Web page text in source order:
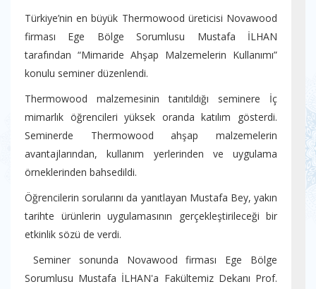
Türkiye’nin en büyük Thermowood üreticisi Novawood
firması Ege Bölge Sorumlusu Mustafa İLHAN
tarafından “Mimaride Ahşap Malzemelerin Kullanımı”
konulu seminer düzenlendi.
Thermowood malzemesinin tanıtıldığı seminere İç
mimarlık öğrencileri yüksek oranda katılım gösterdi.
Seminerde Thermowood ahşap malzemelerin
avantajlarından, kullanım yerlerinden ve uygulama
örneklerinden bahsedildi.
Öğrencilerin sorularını da yanıtlayan Mustafa Bey, yakın
tarihte ürünlerin uygulamasının gerçekleştirileceği bir
etkinlik sözü de verdi.
Seminer sonunda Novawood firması Ege Bölge
Sorumlusu Mustafa İLHAN'a Fakültemiz Dekanı Prof.